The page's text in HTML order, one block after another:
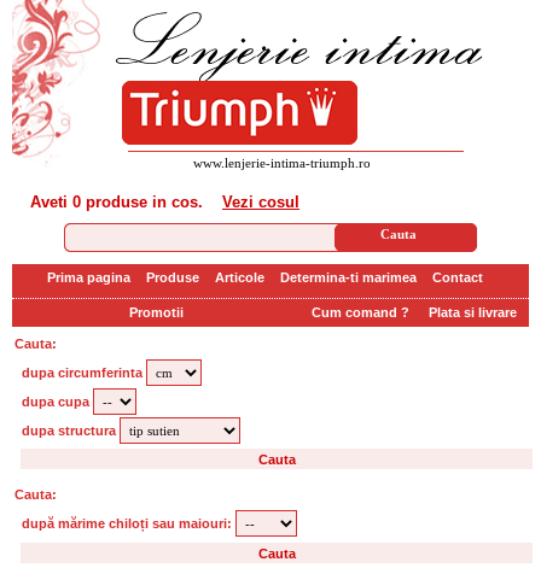
www.lenjerie-intima-triumph.ro
Aveti 0 produse in cos. Vezi cosul
Prima pagina Produse Articole Determina-ti marimea Contact
Promotii Cum comand ? Plata si livrare
Cauta:
dupa circumferinta
dupa cupa
dupa structura
Cauta:
după mărime chiloți sau maiouri: